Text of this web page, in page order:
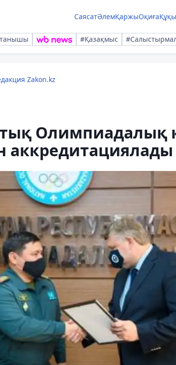
СаясатӘлемҚаржыОқиға
#Қазақмыс
Zakon.kz
Олимпиадалық
аккредитациялады